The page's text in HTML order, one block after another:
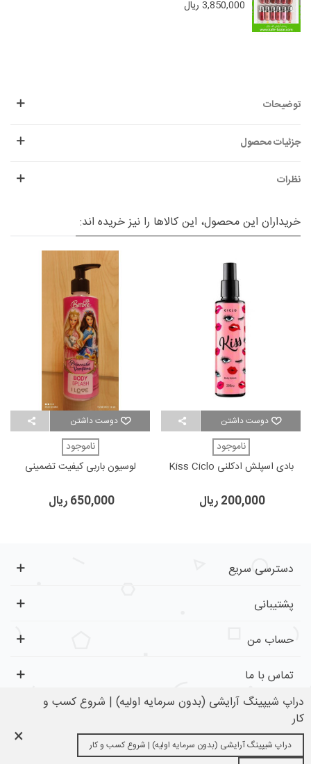
3,850,000 ریال
توضیحات
جزئیات محصول
نظرات
خریداران این محصول، این کالاها را نیز خریده اند:
دوست داشتن
ناموجود
بادی اسپلش ادکلنی Kiss Ciclo
200,000 ریال
دوست داشتن
ناموجود
لوسیون باربی کیفیت تضمینی
650,000 ریال
دسترسی سریع
پشتیبانی
حساب من
تماس با ما
تمام حقوق برای کفِ بازار محفوظ است.
دراپ شیپینگ آرایشی (بدون سرمایه اولیه) | شروع کسب و
کار
دراپ شیپینگ آرایشی (بدون سرمایه اولیه) | شروع کسب و کار
×